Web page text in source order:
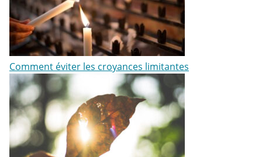
Comment éviter les croyances limitantes